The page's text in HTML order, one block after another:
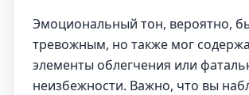
Эмоциональный тон, вероятно,
тревожным, но также мог
элементы облегчения или
неизбежности. Важно, что вы